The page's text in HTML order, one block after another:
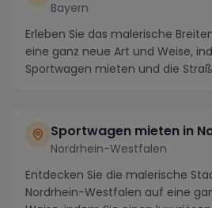
Bayern
Erleben Sie das malerische
eine ganz neue Art und Weise,
Sportwagen mieten und die
Sportwagen mieten in
Nordrhein-Westfalen
Entdecken Sie die malerische
Nordrhein-Westfalen auf eine